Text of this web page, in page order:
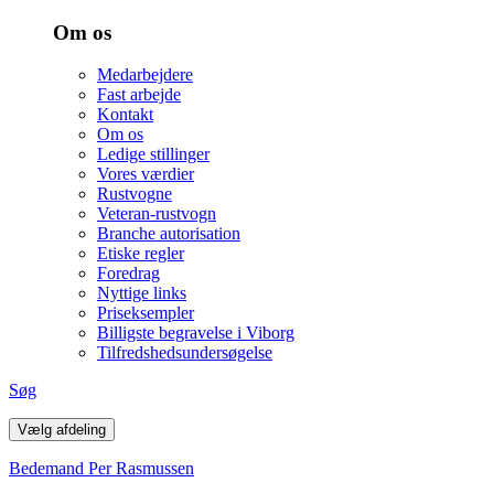
Om os
Medarbejdere
Fast arbejde
Kontakt
Om os
Ledige stillinger
Vores værdier
Rustvogne
Veteran-rustvogn
Branche autorisation
Etiske regler
Foredrag
Nyttige links
Priseksempler
Billigste begravelse i Viborg
Tilfredshedsundersøgelse
Søg
Vælg afdeling
Bedemand Per Rasmussen